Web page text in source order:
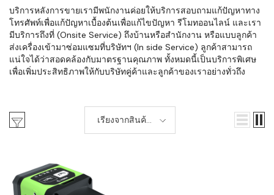
บริการหลังการขายเรามีพนักงานค่อยให้บริการสอบถามแก้ปัญหาทาง
โทรศัพท์เพื่อแก้ปัญหาเบื้องต้นเพื่อแก้ไขปัญหา รีโมทออนไลน์ และเรา
มีบริการถึงที่ (Onsite Service) ถึงบ้านหรือสำนักงาน หรือแบบลูกค้า
ส่งเครื่องเข้ามาซ่อมแซมที่บริษัทฯ (In side Service) ลูกค้าสามารถ
แน่ใจได้ว่าสอดคล้องกับมาตรฐานคุณภาพ ทั้งหมดนี้เป็นบริการพิเศษ
เพื่อเพิ่มประสิทธิภาพให้กับบริษัทคู่ค้าและลูกค้าของเราอย่างทั่วถึง
เรียงจากสินค้า
ใหม่-เก่า